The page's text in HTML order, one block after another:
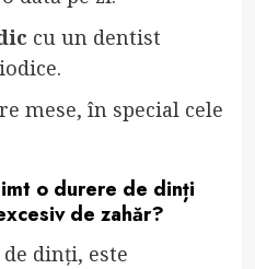
cu un dentist
mese, în special cele
o durere de dinți
de zahăr?
dinți, este